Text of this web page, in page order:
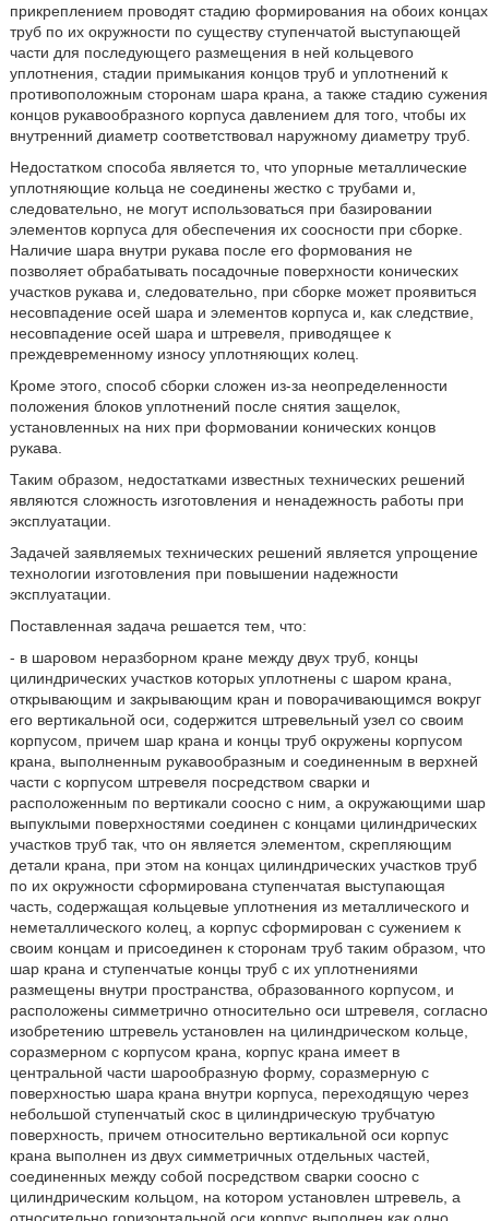
прикреплением проводят стадию формирования на обоих концах
труб по их окружности по существу ступенчатой выступающей
части для последующего размещения в ней кольцевого
уплотнения, стадии примыкания концов труб и уплотнений к
противоположным сторонам шара крана, а также стадию сужения
концов рукавообразного корпуса давлением для того, чтобы их
внутренний диаметр соответствовал наружному диаметру труб.
Недостатком способа является то, что упорные металлические
уплотняющие кольца не соединены жестко с трубами и,
следовательно, не могут использоваться при базировании
элементов корпуса для обеспечения их соосности при сборке.
Наличие шара внутри рукава после его формования не
позволяет обрабатывать посадочные поверхности конических
участков рукава и, следовательно, при сборке может проявиться
несовпадение осей шара и элементов корпуса и, как следствие,
несовпадение осей шара и штревеля, приводящее к
преждевременному износу уплотняющих колец.
Кроме этого, способ сборки сложен из-за неопределенности
положения блоков уплотнений после снятия защелок,
установленных на них при формовании конических концов
рукава.
Таким образом, недостатками известных технических решений
являются сложность изготовления и ненадежность работы при
эксплуатации.
Задачей заявляемых технических решений является упрощение
технологии изготовления при повышении надежности
эксплуатации.
Поставленная задача решается тем, что:
- в шаровом неразборном кране между двух труб, концы
цилиндрических участков которых уплотнены с шаром крана,
открывающим и закрывающим кран и поворачивающимся вокруг
его вертикальной оси, содержится штревельный узел со своим
корпусом, причем шар крана и концы труб окружены корпусом
крана, выполненным рукавообразным и соединенным в верхней
части с корпусом штревеля посредством сварки и
расположенным по вертикали соосно с ним, а окружающими шар
выпуклыми поверхностями соединен с концами цилиндрических
участков труб так, что он является элементом, скрепляющим
детали крана, при этом на концах цилиндрических участков труб
по их окружности сформирована ступенчатая выступающая
часть, содержащая кольцевые уплотнения из металлического и
неметаллического колец, а корпус сформирован с сужением к
своим концам и присоединен к сторонам труб таким образом, что
шар крана и ступенчатые концы труб с их уплотнениями
размещены внутри пространства, образованного корпусом, и
расположены симметрично относительно оси штревеля, согласно
изобретению штревель установлен на цилиндрическом кольце,
соразмерном с корпусом крана, корпус крана имеет в
центральной части шарообразную форму, соразмерную с
поверхностью шара крана внутри корпуса, переходящую через
небольшой ступенчатый скос в цилиндрическую трубчатую
поверхность, причем относительно вертикальной оси корпус
крана выполнен из двух симметричных отдельных частей,
соединенных между собой посредством сварки соосно с
цилиндрическим кольцом, на котором установлен штревель, а